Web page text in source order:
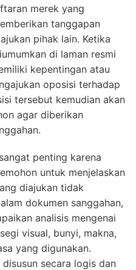
merek yang
tanggapan
pihak lain. Ketika
di laman resmi
kepentingan atau
oposisi terhadap
tersebut kemudian akan
agar diberikan
penting karena
untuk menjelaskan
diajukan tidak
dokumen sanggahan,
analisis mengenai
visual, bunyi, makna,
yang digunakan.
secara logis dan